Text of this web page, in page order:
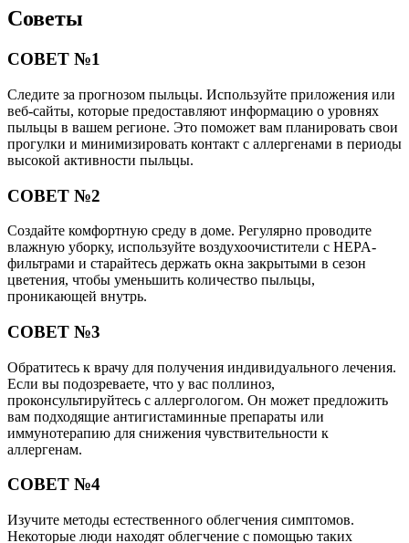
Советы
СОВЕТ №1
Следите за прогнозом пыльцы. Используйте приложения или
веб-сайты, которые предоставляют информацию о уровнях
пыльцы в вашем регионе. Это поможет вам планировать свои
прогулки и минимизировать контакт с аллергенами в периоды
высокой активности пыльцы.
СОВЕТ №2
Создайте комфортную среду в доме. Регулярно проводите
влажную уборку, используйте воздухоочистители с HEPA-
фильтрами и старайтесь держать окна закрытыми в сезон
цветения, чтобы уменьшить количество пыльцы,
проникающей внутрь.
СОВЕТ №3
Обратитесь к врачу для получения индивидуального лечения.
Если вы подозреваете, что у вас поллиноз,
проконсультируйтесь с аллергологом. Он может предложить
вам подходящие антигистаминные препараты или
иммунотерапию для снижения чувствительности к
аллергенам.
СОВЕТ №4
Изучите методы естественного облегчения симптомов.
Некоторые люди находят облегчение с помощью таких